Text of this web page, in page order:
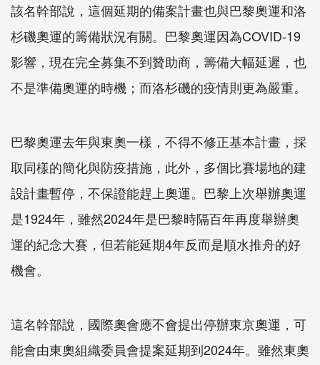
該名幹部說，這個延期的備案計畫也與巴黎奧運和洛
杉磯奧運的籌備狀況有關。巴黎奧運因為COVID-19
影響，現在完全募集不到贊助商，籌備大幅延遲，也
不是準備奧運的時機；而洛杉磯的疫情則更為嚴重。
巴黎奧運去年與東奧一樣，不得不修正基本計畫，採
取同樣的簡化與防疫措施，此外，多個比賽場地的建
設計畫暫停，不保證能趕上奧運。巴黎上次舉辦奧運
是1924年，雖然2024年是巴黎時隔百年再度舉辦奧
運的紀念大賽，但若能延期4年反而是順水推舟的好
機會。
這名幹部說，國際奧會應不會提出停辦東京奧運，可
能會由東奧組織委員會提案延期到2024年。雖然東奧